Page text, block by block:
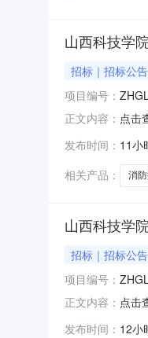
山西科技学
招标｜招标公告
项目编号：
正文内容： 点击
发布时间： 11小
相关产品：
消
山西科技学
招标｜招标公告
项目编号：
正文内容： 点击
发布时间： 12小